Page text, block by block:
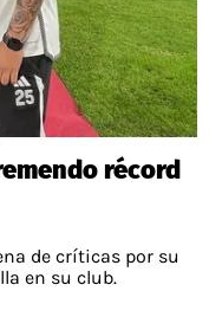
récord
de críticas por su
en su club.